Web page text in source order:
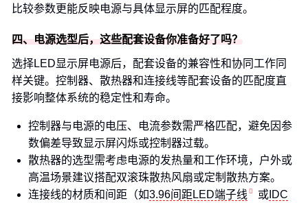
比较参数更能反映电源与具体显示屏的匹配程度。
四、电源选型后，这些配套设备你准备好了吗？
选择LED显示屏电源后，配套设备的兼容性和协同工作同
样关键。控制器、散热器和连接线等配套设备的匹配度直
接影响整体系统的稳定性和寿命。
控制器与电源的电压、电流参数需严格匹配，避免因参
数偏差导致显示屏闪烁或控制器过载。
散热器的选型需考虑电源的发热量和工作环境，户外或
高温场景建议搭配双滚珠散热风扇或定制散热方案。
连接线的材质和间距（如3.96间距LED端子线 或 IDC